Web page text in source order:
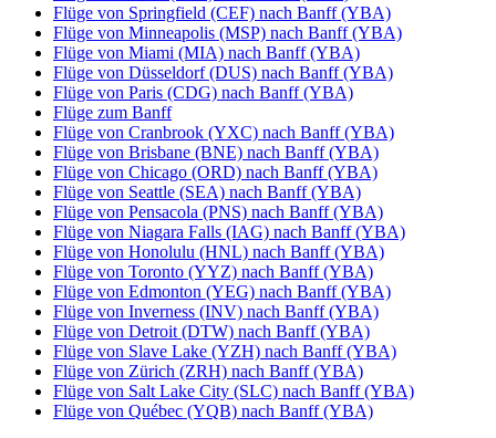
Flüge von Springfield (CEF) nach Banff (YBA)
Flüge von Minneapolis (MSP) nach Banff (YBA)
Flüge von Miami (MIA) nach Banff (YBA)
Flüge von Düsseldorf (DUS) nach Banff (YBA)
Flüge von Paris (CDG) nach Banff (YBA)
Flüge zum Banff
Flüge von Cranbrook (YXC) nach Banff (YBA)
Flüge von Brisbane (BNE) nach Banff (YBA)
Flüge von Chicago (ORD) nach Banff (YBA)
Flüge von Seattle (SEA) nach Banff (YBA)
Flüge von Pensacola (PNS) nach Banff (YBA)
Flüge von Niagara Falls (IAG) nach Banff (YBA)
Flüge von Honolulu (HNL) nach Banff (YBA)
Flüge von Toronto (YYZ) nach Banff (YBA)
Flüge von Edmonton (YEG) nach Banff (YBA)
Flüge von Inverness (INV) nach Banff (YBA)
Flüge von Detroit (DTW) nach Banff (YBA)
Flüge von Slave Lake (YZH) nach Banff (YBA)
Flüge von Zürich (ZRH) nach Banff (YBA)
Flüge von Salt Lake City (SLC) nach Banff (YBA)
Flüge von Québec (YQB) nach Banff (YBA)